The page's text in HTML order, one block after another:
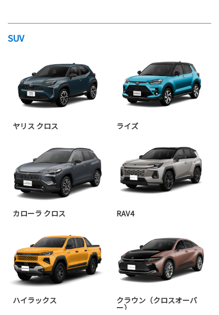
SUV
ヤリス クロス ライズ
カローラ クロス RAV4
ハイラックス クラウン（クロスオーバ
ー）